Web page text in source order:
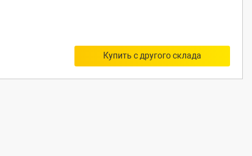
Купить с другого склада